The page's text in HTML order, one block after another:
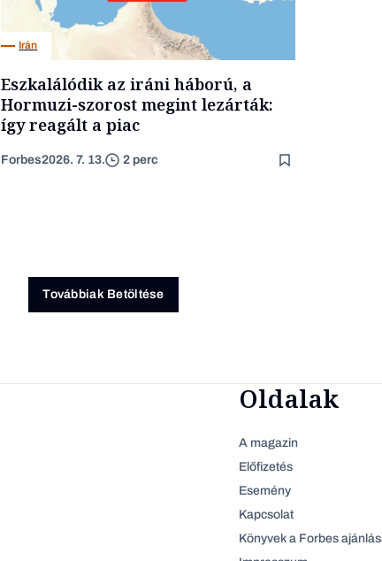
Irán
Eszkalálódik az iráni háború, a
Hormuzi-szorost megint lezárták:
így reagált a piac
Forbes2026. 7. 13. 2 perc
Továbbiak Betöltése
Oldalak
A magazin
Előfizetés
Esemény
Kapcsolat
Könyvek a Forbes